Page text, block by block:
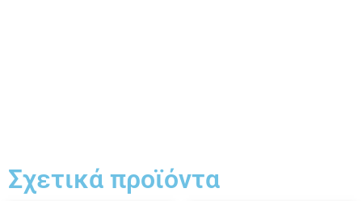
Σχετικά προϊόντα